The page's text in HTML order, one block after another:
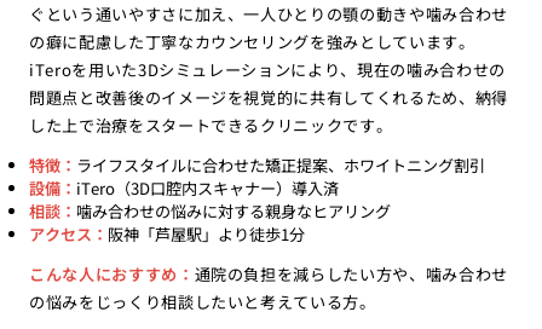
ぐという通いやすさに加え、一人ひとりの顎の動きや噛み合わせ
の癖に配慮した丁寧なカウンセリングを強みとしています。
iTeroを用いた3Dシミュレーションにより、現在の噛み合わせの
問題点と改善後のイメージを視覚的に共有してくれるため、納得
した上で治療をスタートできるクリニックです。
特徴： ライフスタイルに合わせた矯正提案、ホワイトニング割引
設備： iTero（3D口腔内スキャナー）導入済
相談： 噛み合わせの悩みに対する親身なヒアリング
アクセス： 阪神「芦屋駅」より徒歩1分
こんな人におすすめ： 通院の負担を減らしたい方や、噛み合わせ
の悩みをじっくり相談したいと考えている方。